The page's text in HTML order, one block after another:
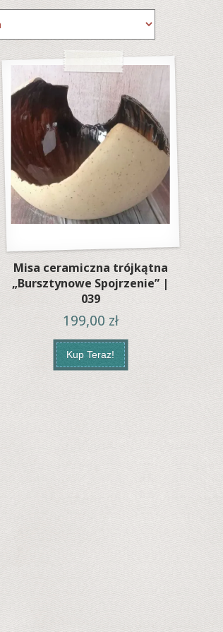
Misa ceramiczna trójkątna
„Bursztynowe Spojrzenie” |
039
199,00 zł
Kup Teraz!